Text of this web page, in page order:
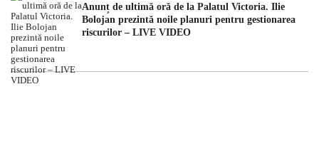
Anunț de ultimă oră de la Palatul Victoria. Ilie
Bolojan prezintă noile planuri pentru gestionarea
riscurilor – LIVE VIDEO